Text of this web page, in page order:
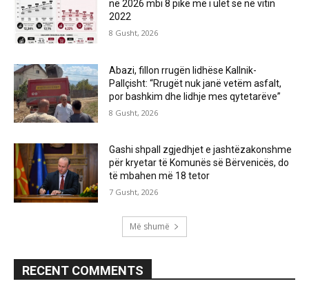
në 2026 mbi 8 pikë më i ulët se në vitin
2022
8 Gusht, 2026
Abazi, fillon rrugën lidhëse Kallnik-
Pallçisht: “Rrugët nuk janë vetëm asfalt,
por bashkim dhe lidhje mes qytetarëve”
8 Gusht, 2026
Gashi shpall zgjedhjet e jashtëzakonshme
për kryetar të Komunës së Bërvenicës, do
të mbahen më 18 tetor
7 Gusht, 2026
Më shumë
RECENT COMMENTS